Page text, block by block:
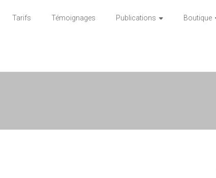
Tarifs Témoignages Publications Boutique